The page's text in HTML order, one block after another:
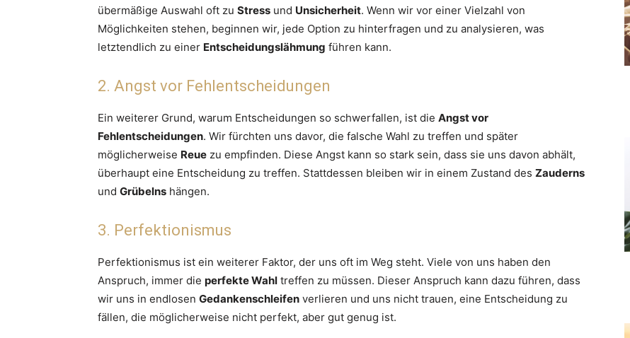
übermäßige Auswahl oft zu Stress und Unsicherheit. Wenn wir vor einer Vielzahl von
Möglichkeiten stehen, beginnen wir, jede Option zu hinterfragen und zu analysieren, was
letztendlich zu einer Entscheidungslähmung führen kann.
2. Angst vor Fehlentscheidungen
Ein weiterer Grund, warum Entscheidungen so schwerfallen, ist die Angst vor
Fehlentscheidungen. Wir fürchten uns davor, die falsche Wahl zu treffen und später
möglicherweise Reue zu empfinden. Diese Angst kann so stark sein, dass sie uns davon abhält,
überhaupt eine Entscheidung zu treffen. Stattdessen bleiben wir in einem Zustand des Zauderns
und Grübelns hängen.
3. Perfektionismus
Perfektionismus ist ein weiterer Faktor, der uns oft im Weg steht. Viele von uns haben den
Anspruch, immer die perfekte Wahl treffen zu müssen. Dieser Anspruch kann dazu führen, dass
wir uns in endlosen Gedankenschleifen verlieren und uns nicht trauen, eine Entscheidung zu
fällen, die möglicherweise nicht perfekt, aber gut genug ist.